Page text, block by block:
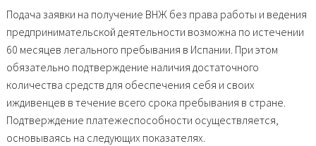
Подача заявки на получение ВНЖ без права работы и ведения
предпринимательской деятельности возможна по истечении
60 месяцев легального пребывания в Испании. При этом
обязательно подтверждение наличия достаточного
количества средств для обеспечения себя и своих
иждивенцев в течение всего срока пребывания в стране.
Подтверждение платежеспособности осуществляется,
основываясь на следующих показателях.